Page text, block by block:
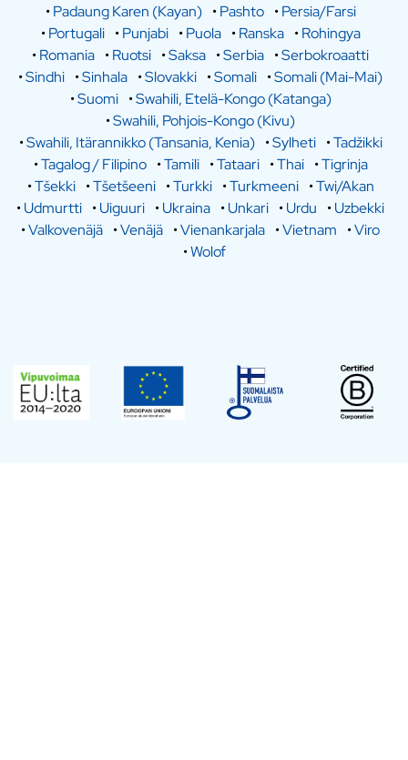
•Padaung Karen (Kayan) •Pashto •Persia/Farsi
•Portugali •Punjabi •Puola •Ranska •Rohingya
•Romania •Ruotsi •Saksa •Serbia •Serbokroaatti
•Sindhi •Sinhala •Slovakki •Somali •Somali (Mai-Mai)
•Suomi •Swahili, Etelä-Kongo (Katanga)
•Swahili, Pohjois-Kongo (Kivu)
•Swahili, Itärannikko (Tansania, Kenia) •Sylheti •Tadžikki
•Tagalog / Filipino •Tamili •Tataari •Thai •Tigrinja
•Tšekki •Tšetšeeni •Turkki •Turkmeeni •Twi/Akan
•Udmurtti •Uiguuri •Ukraina •Unkari •Urdu •Uzbekki
•Valkovenäjä •Venäjä •Vienankarjala •Vietnam •Viro
•Wolof